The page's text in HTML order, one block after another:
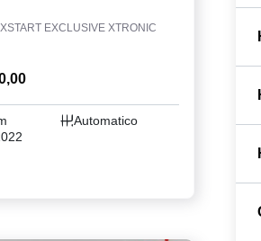
EXCLUSIVE XTRONIC
Automatico